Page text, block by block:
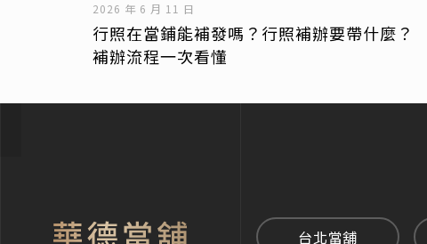
2026 年 6 月 11 日
行照在當鋪能補發嗎？行照補辦要帶什麼？
補辦流程一次看懂
台北當舖